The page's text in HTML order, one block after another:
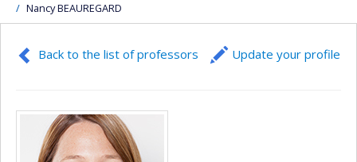
Nancy BEAUREGARD
Back to the list of professors Update your profile